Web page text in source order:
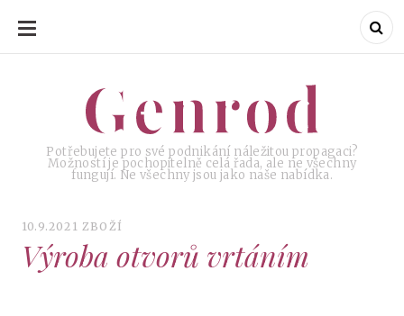
SKIP
CONTENT
Genrod
Potřebujete pro své podnikání náležitou propagaci?
Možností je pochopitelně celá řada, ale ne všechny
fungují. Ne všechny jsou jako naše nabídka.
Genrod
10.9.2021 ZBOŽÍ
Výroba otvorů vrtáním